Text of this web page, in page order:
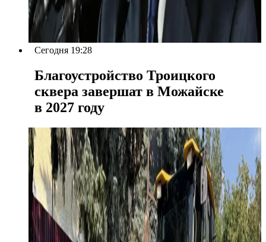
Сегодня 19:28
Благоустройство Троицкого
сквера завершат в Можайске
в 2027 году